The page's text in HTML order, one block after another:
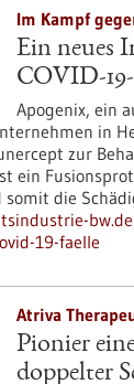
Im Kampf
Ein neues
COVID-
Apogenix, ein
in
zur
ein
die
19-faelle
Atriva
Pionier
doppelter